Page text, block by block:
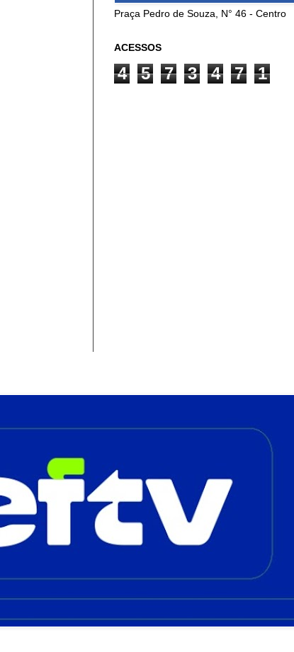
Praça Pedro de Souza, N° 46 - Centro
ACESSOS
4 5 7 3 4 7 1